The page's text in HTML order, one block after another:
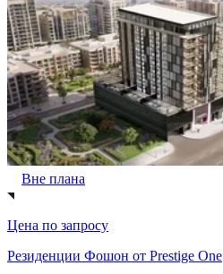
Вне плана
Цена по запросу
Резиденции Фошон от Prestige One